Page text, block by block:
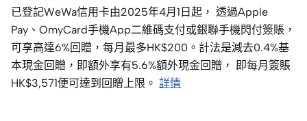
已登記WeWa信用卡由2025年4月1日起， 透過Apple
Pay、OmyCard手機App二維碼支付或銀聯手機閃付簽賬，
可享高達6%回贈，每月最多HK$200。計法是減去0.4%基
本現金回贈，即額外享有5.6%額外現金回贈， 即每月簽賬
HK$3,571便可達到回贈上限。 詳情